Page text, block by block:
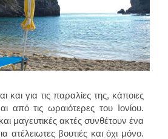
και για τις παραλίες της, κάποιες
από τις ωραιότερες του Ιονίου.
μαγευτικές ακτές συνθέτουν ένα
ατέλειωτες βουτιές και όχι μόνο.